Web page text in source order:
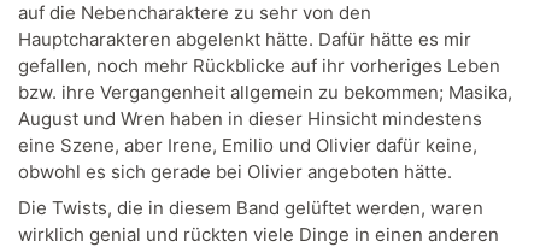
auf die Nebencharaktere zu sehr von den
Hauptcharakteren abgelenkt hätte. Dafür hätte es mir
gefallen, noch mehr Rückblicke auf ihr vorheriges Leben
bzw. ihre Vergangenheit allgemein zu bekommen; Masika,
August und Wren haben in dieser Hinsicht mindestens
eine Szene, aber Irene, Emilio und Olivier dafür keine,
obwohl es sich gerade bei Olivier angeboten hätte.
Die Twists, die in diesem Band gelüftet werden, waren
wirklich genial und rückten viele Dinge in einen anderen